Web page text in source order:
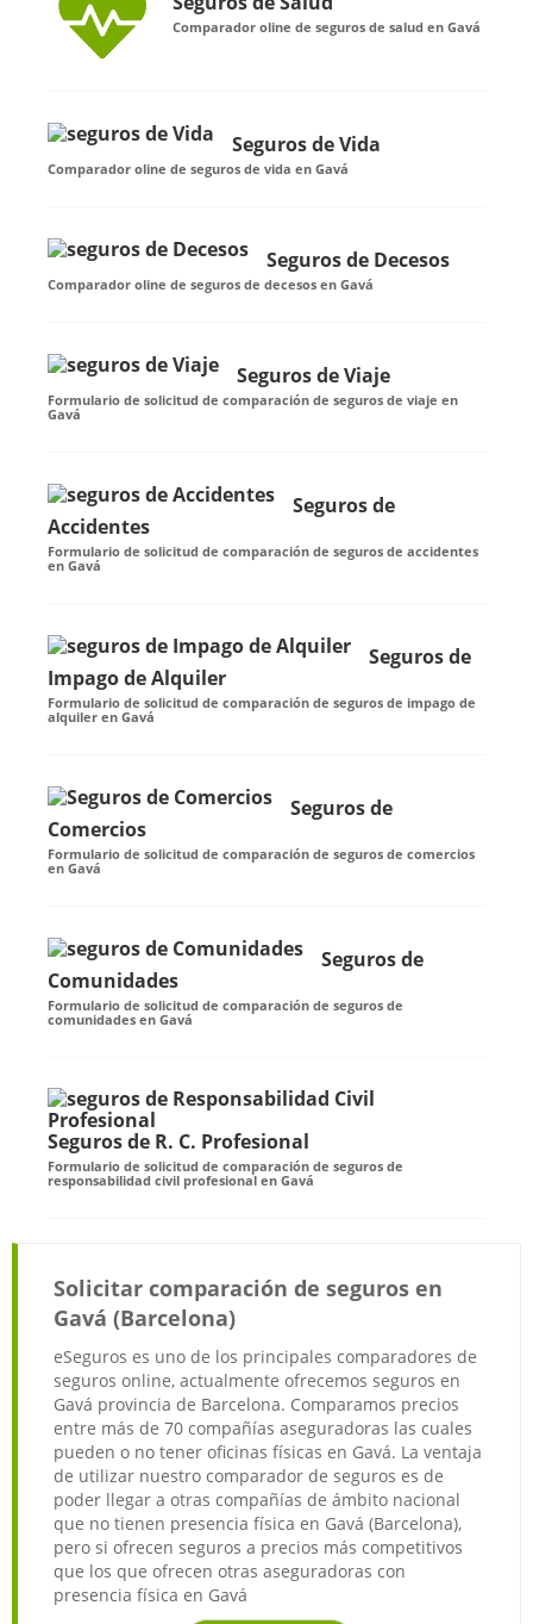
Comparador oline de seguros de salud en Gavá
Seguros de Vida
Comparador oline de seguros de vida en Gavá
Seguros de Decesos
Comparador oline de seguros de decesos en Gavá
Seguros de Viaje
Formulario de solicitud de comparación de seguros de viaje en
Gavá
Seguros de
Accidentes
Formulario de solicitud de comparación de seguros de accidentes
en Gavá
Seguros de
Impago de Alquiler
Formulario de solicitud de comparación de seguros de impago de
alquiler en Gavá
Seguros de
Comercios
Formulario de solicitud de comparación de seguros de comercios
en Gavá
Seguros de
Comunidades
Formulario de solicitud de comparación de seguros de
comunidades en Gavá
Seguros de R. C. Profesional
Formulario de solicitud de comparación de seguros de
responsabilidad civil profesional en Gavá
Solicitar comparación de seguros en
Gavá (Barcelona)
eSeguros es uno de los principales comparadores de
seguros online, actualmente ofrecemos seguros en
Gavá provincia de Barcelona. Comparamos precios
entre más de 70 compañías aseguradoras las cuales
pueden o no tener oficinas físicas en Gavá. La ventaja
de utilizar nuestro comparador de seguros es de
poder llegar a otras compañías de ámbito nacional
que no tienen presencia física en Gavá (Barcelona),
pero si ofrecen seguros a precios más competitivos
que los que ofrecen otras aseguradoras con
presencia física en Gavá